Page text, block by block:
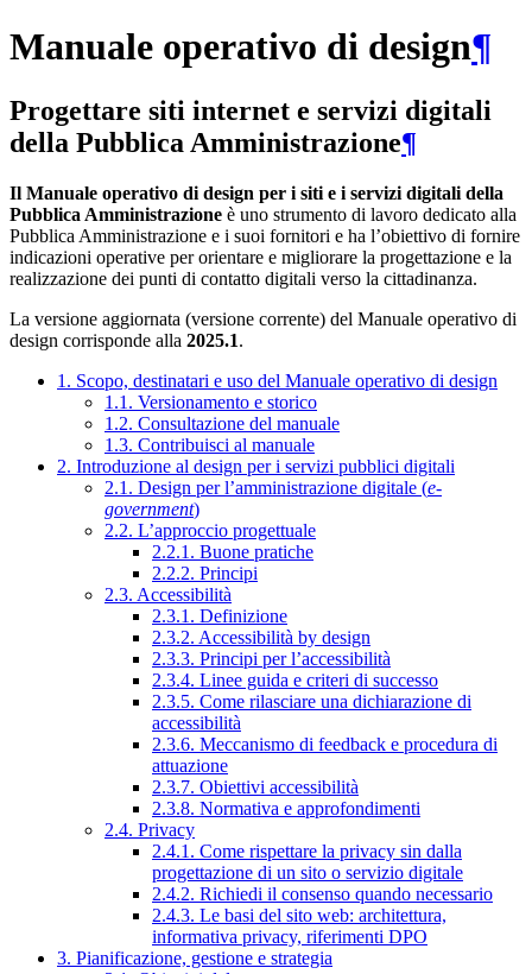
Manuale operativo di design¶
Progettare siti internet e servizi digitali
della Pubblica Amministrazione¶
Il Manuale operativo di design per i siti e i servizi digitali della
Pubblica Amministrazione è uno strumento di lavoro dedicato alla
Pubblica Amministrazione e i suoi fornitori e ha l’obiettivo di fornire
indicazioni operative per orientare e migliorare la progettazione e la
realizzazione dei punti di contatto digitali verso la cittadinanza.
La versione aggiornata (versione corrente) del Manuale operativo di
design corrisponde alla 2025.1.
1. Scopo, destinatari e uso del Manuale operativo di design
1.1. Versionamento e storico
1.2. Consultazione del manuale
1.3. Contribuisci al manuale
2. Introduzione al design per i servizi pubblici digitali
2.1. Design per l’amministrazione digitale (e-
government)
2.2. L’approccio progettuale
2.2.1. Buone pratiche
2.2.2. Principi
2.3. Accessibilità
2.3.1. Definizione
2.3.2. Accessibilità by design
2.3.3. Principi per l’accessibilità
2.3.4. Linee guida e criteri di successo
2.3.5. Come rilasciare una dichiarazione di
accessibilità
2.3.6. Meccanismo di feedback e procedura di
attuazione
2.3.7. Obiettivi accessibilità
2.3.8. Normativa e approfondimenti
2.4. Privacy
2.4.1. Come rispettare la privacy sin dalla
progettazione di un sito o servizio digitale
2.4.2. Richiedi il consenso quando necessario
2.4.3. Le basi del sito web: architettura,
informativa privacy, riferimenti DPO
3. Pianificazione, gestione e strategia